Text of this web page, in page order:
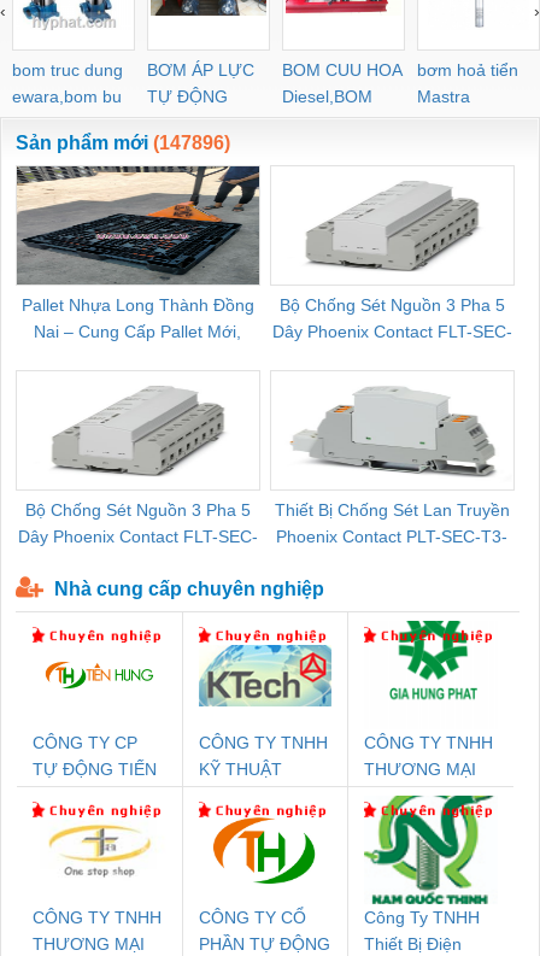
bom truc dung
ewara,bom bu
ewara
BƠM ÁP LỰC
TỰ ĐỘNG
BOM CUU HOA
Diesel,BOM
CHUA CHAY
bơm hoả tiển
Mastra
‹ ›
Sản phẩm mới (147896)
Pallet Nhựa Long Thành Đồng
Nai – Cung Cấp Pallet Mới,
Bộ Chống Sét Nguồn 3 Pha 5
Dây Phoenix Contact FLT-SEC-
Bộ Chống Sét Nguồn 3 Pha 5
Dây Phoenix Contact FLT-SEC-
Thiết Bị Chống Sét Lan Truyền
Phoenix Contact PLT-SEC-T3-
Nhà cung cấp chuyên nghiệp
CÔNG TY CP
TỰ ĐỘNG TIẾN
CÔNG TY TNHH
KỸ THUẬT
NAM
CÔNG TY TNHH
THƯƠNG MẠI
DỊCH VỤ KỸ
THUẬT ĐIỆN CƠ
GIA HƯNG
PHÁT
CÔNG TY TNHH
THƯƠNG MẠI
CÔNG TY CỔ
PHẦN TỰ ĐỘNG
Công Ty TNHH
Thiết Bị Điện